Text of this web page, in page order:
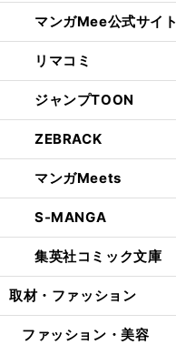
マンガMee公式サイト
リマコミ
ジャンプTOON
ZEBRACK
マンガMeets
S-MANGA
集英社コミック文庫
取材・ファッション
ファッション・美容